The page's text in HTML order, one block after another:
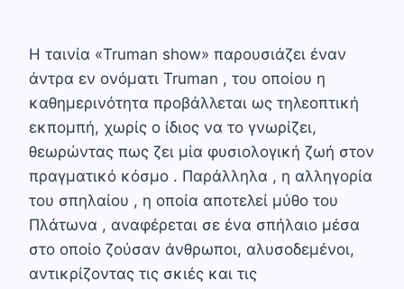
H ταινία «Truman show» παρουσιάζει έναν
άντρα εν ονόματι Truman , του οποίου η
καθημερινότητα προβάλλεται ως τηλεοπτική
εκπομπή, χωρίς ο ίδιος να το γνωρίζει,
θεωρώντας πως ζει μία φυσιολογική ζωή στον
πραγματικό κόσμο . Παράλληλα , η αλληγορία
του σπηλαίου , η οποία αποτελεί μύθο του
Πλάτωνα , αναφέρεται σε ένα σπήλαιο μέσα
στο οποίο ζούσαν άνθρωποι, αλυσοδεμένοι,
αντικρίζοντας τις σκιές και τις